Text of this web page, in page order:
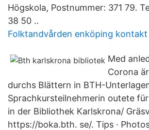
Högskola, Postnummer: 371 79.
38 50 ..
Folktandvården enköping kontakt
Med
Corona
durchs Blättern in BTH-
Sprachkursteilnehmerin outete
in der Bibliothek Karlskrona/
https://boka.bth. se/. Tips ·